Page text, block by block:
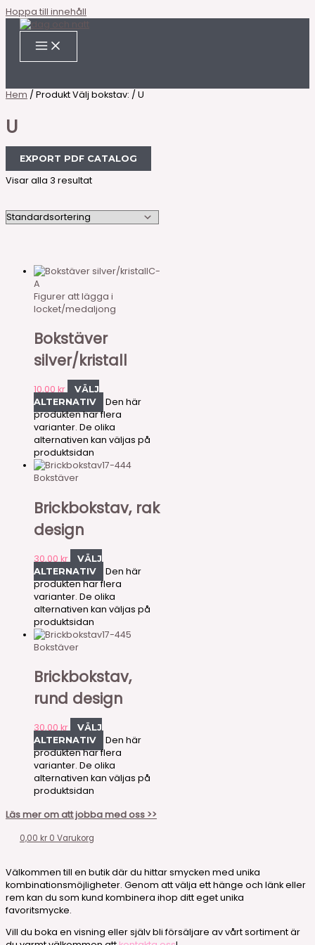
Hoppa till innehåll
Hem / Produkt Välj bokstav: / U
U
EXPORT PDF CATALOG
Visar alla 3 resultat
C-
A
Figurer att lägga i
locket/medaljong
Bokstäver
silver/kristall
10,00kr
VÄLJ
ALTERNATIV
Den här
produkten har flera
varianter. De olika
alternativen kan väljas på
produktsidan
17-444
Bokstäver
Brickbokstav, rak
design
30,00 kr
VÄLJ
ALTERNATIV
Den här
produkten har flera
varianter. De olika
alternativen kan väljas på
produktsidan
17-445
Bokstäver
Brickbokstav,
rund design
30,00 kr
VÄLJ
ALTERNATIV
Den här
produkten har flera
varianter. De olika
alternativen kan väljas på
produktsidan
Läs mer om att jobba med oss >>
0,00 kr 0 Varukorg
Välkommen till en butik där du hittar smycken med unika
kombinationsmöjligheter. Genom att välja ett hänge och länk eller
rem kan du som kund kombinera ihop ditt eget unika
favoritsmycke.
Vill du boka en visning eller själv bli försäljare av vårt sortiment är